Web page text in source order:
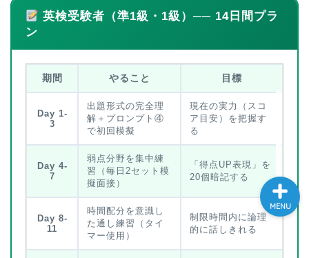
英検受験者（準1級・1級）── 14日間プラ
ン
期間 やること 目標
Day 1-
3
出題形式の完全理
解＋プロンプト④
で初回模擬
現在の実力（スコ
ア目安）を把握す
る
Day 4-
7
弱点分野を集中練
習（毎日2セット模
擬面接）
「得点UP表現」を
20個暗記する
Day 8-
11
時間配分を意識し
た通し練習（タイ
マー使用）
制限時間内に論理
的に話しきれる
MENU
英語名言・格言・カッコい
い英語＆素敵な英文フレー
過去記事
CONTACT